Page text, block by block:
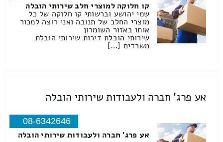
קו חלוקה למוצרי חלב שירותי הובלה
שמי יהושע וברשותי קו חלוקה של כל
מוצרי החלב של תנובה ואני רוצה למכור
אותו באזור השומרון
שירותי הובלת דירות שירותי הובלת
משרדים […]
אע פרג' חברה ולעבודות שירותי הובלה
08-6342646
אע פרג' חברה ולעבודות שירותי הובלה